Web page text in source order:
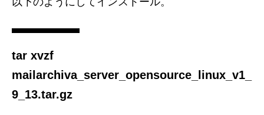
tar xvzf
mailarchiva_server_opensource_linux_v1_
9_13.tar.gz